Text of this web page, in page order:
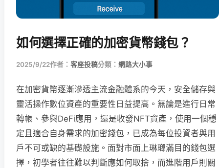
如何選擇正確的加密貨幣錢包？
2025/9/22作者： 客座投稿分類： 網路大小事
在加密貨幣逐漸滲透主流金融體系的今天，安全儲存與
靈活操作數位資產的重要性日益提高。無論是進行日常
轉帳、參與DeFi應用，還是收發NFT資產，使用一個穩
定且適合自身需求的加密錢包，已成為每位投資者與用
戶不可或缺的基礎設施。面對市面上琳瑯滿目的錢包選
擇，初學者往往難以判斷應如何取捨，而進階用戶則關